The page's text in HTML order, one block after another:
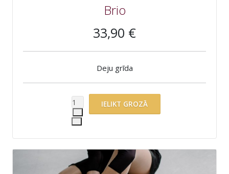
Brio
33,90 €
Deju grīda